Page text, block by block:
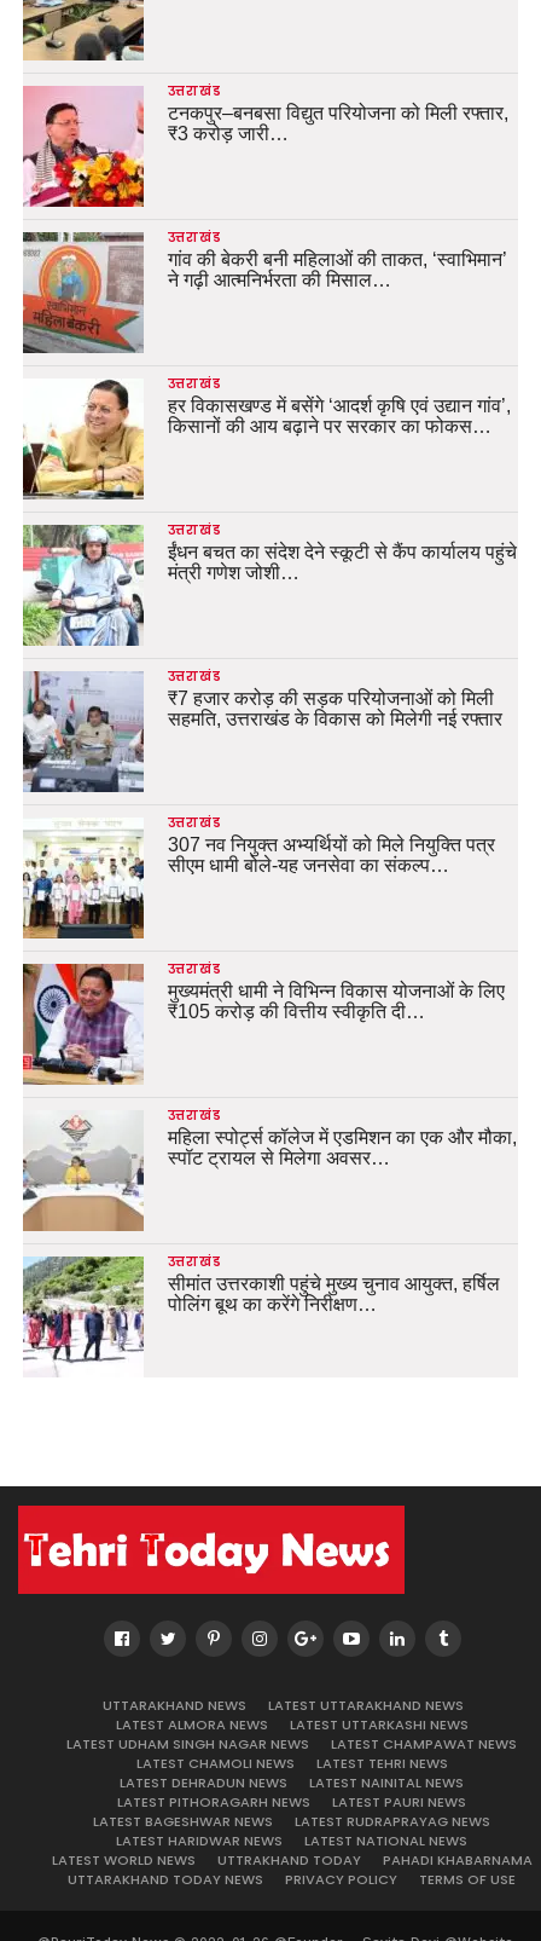
उत्तराखंड
टनकपुर–बनबसा विद्युत परियोजना को मिली रफ्तार,
₹3 करोड़ जारी…
उत्तराखंड
गांव की बेकरी बनी महिलाओं की ताकत, ‘स्वाभिमान’
ने गढ़ी आत्मनिर्भरता की मिसाल…
उत्तराखंड
हर विकासखण्ड में बसेंगे ‘आदर्श कृषि एवं उद्यान गांव’,
किसानों की आय बढ़ाने पर सरकार का फोकस…
उत्तराखंड
ईंधन बचत का संदेश देने स्कूटी से कैंप कार्यालय पहुंचे
मंत्री गणेश जोशी…
उत्तराखंड
₹7 हजार करोड़ की सड़क परियोजनाओं को मिली
सहमति, उत्तराखंड के विकास को मिलेगी नई रफ्तार
उत्तराखंड
307 नव नियुक्त अभ्यर्थियों को मिले नियुक्ति पत्र
सीएम धामी बोले-यह जनसेवा का संकल्प…
उत्तराखंड
मुख्यमंत्री धामी ने विभिन्न विकास योजनाओं के लिए
₹105 करोड़ की वित्तीय स्वीकृति दी…
उत्तराखंड
महिला स्पोर्ट्स कॉलेज में एडमिशन का एक और मौका,
स्पॉट ट्रायल से मिलेगा अवसर…
उत्तराखंड
सीमांत उत्तरकाशी पहुंचे मुख्य चुनाव आयुक्त, हर्षिल
पोलिंग बूथ का करेंगे निरीक्षण…
UTTARAKHAND NEWS
LATEST UTTARAKHAND NEWS
LATEST ALMORA NEWS
LATEST UTTARKASHI NEWS
LATEST UDHAM SINGH NAGAR NEWS
LATEST CHAMPAWAT NEWS
LATEST CHAMOLI NEWS
LATEST TEHRI NEWS
LATEST DEHRADUN NEWS
LATEST NAINITAL NEWS
LATEST PITHORAGARH NEWS
LATEST PAURI NEWS
LATEST BAGESHWAR NEWS
LATEST RUDRAPRAYAG NEWS
LATEST HARIDWAR NEWS
LATEST NATIONAL NEWS
LATEST WORLD NEWS
UTTRAKHAND TODAY
PAHADI KHABARNAMA
UTTARAKHAND TODAY NEWS
PRIVACY POLICY TERMS OF USE